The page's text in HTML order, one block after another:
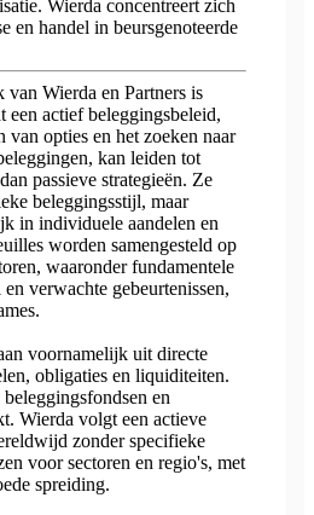
Wierda concentreert zich
en handel in beursgenoteerde
van Wierda en Partners is
een actief beleggingsbeleid,
van opties en het zoeken naar
kan leiden tot
passieve strategieën. Ze
beleggingsstijl, maar
in individuele aandelen en
worden samengesteld op
waaronder fundamentele
verwachte gebeurtenissen,
voornamelijk uit directe
obligaties en liquiditeiten.
en
Wierda volgt een actieve
zonder specifieke
voor sectoren en regio's, met
spreiding.